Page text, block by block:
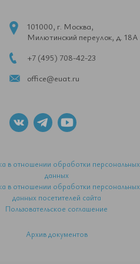
101000, г. Москва,
Милютинский переулок, д. 18А
+7 (495) 708-42-23
office@euat.ru
в отношении обработки персональных
данных
в отношении обработки персональных
данных посетителей сайта
Пользовательское соглашение
Архив документов